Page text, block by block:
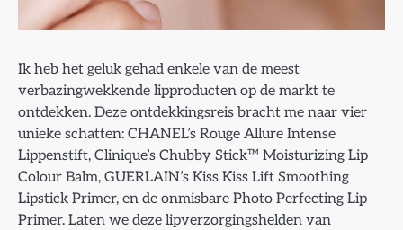
Ik heb het geluk gehad enkele van de meest
verbazingwekkende lipproducten op de markt te
ontdekken. Deze ontdekkingsreis bracht me naar vier
unieke schatten: CHANEL’s Rouge Allure Intense
Lippenstift, Clinique’s Chubby Stick™ Moisturizing Lip
Colour Balm, GUERLAIN’s Kiss Kiss Lift Smoothing
Lipstick Primer, en de onmisbare Photo Perfecting Lip
Primer. Laten we deze lipverzorgingshelden van